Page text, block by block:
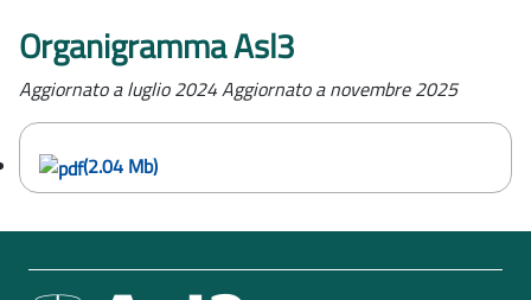
Organigramma Asl3
Aggiornato a luglio 2024 Aggiornato a novembre 2025
(2.04 Mb)